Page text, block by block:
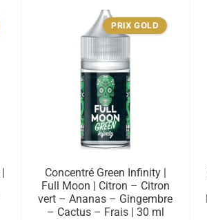
PRIX GOLD
Concentré Green Infinity |
Full Moon | Citron – Citron
vert – Ananas – Gingembre
– Cactus – Frais | 30 ml